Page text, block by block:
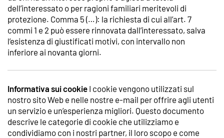
dell’interessato o per ragioni familiari meritevoli di
protezione. Comma 5 (…): la richiesta di cui all’art. 7
commi 1 e 2 può essere rinnovata dall’interessato, salva
l’esistenza di giustificati motivi, con intervallo non
inferiore ai novanta giorni.
Informativa sui cookie I cookie vengono utilizzati sul
nostro sito Web e nelle nostre e-mail per offrire agli utenti
un servizio e un’esperienza migliori. Questo documento
descrive le categorie di cookie che utilizziamo e
condividiamo con i nostri partner, il loro scopo e come